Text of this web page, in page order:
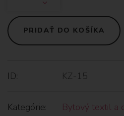
PRIDAŤ DO KOŠÍKA
ID: KZ-15
Kategórie: Bytový textil a